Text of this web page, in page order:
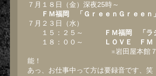
７月１８日（金）深夜25時～
ＦＭ福岡 「ＧｒｅｅｎＧｒｅｅｎ」
７月２３日（水）
１５：２５～
ＦＭ福岡 「ラ
１８：００～
ＬＯＶＥ Ｆ
※岩田屋本館７Ｆのスタ
能！
あっ、お仕事中って方は要録音です、笑